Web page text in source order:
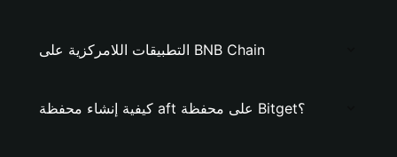
التطبيقات اللامركزية على BNB Chain
كيفية إنشاء محفظة aft على محفظة Bitget؟